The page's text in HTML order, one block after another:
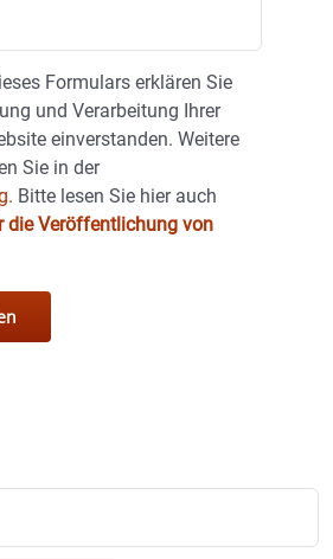
Formulars erklären Sie
und Verarbeitung Ihrer
einverstanden. Weitere
Sie in der
Bitte lesen Sie hier auch
die Veröffentlichung von